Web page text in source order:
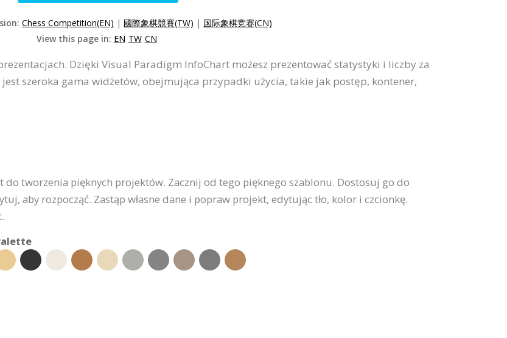
Chess Competition(EN) | 國際象棋競賽(TW) | 国际象棋竞赛(CN)
View this page in: EN TW CN
Dzięki Visual Paradigm InfoChart możesz prezentować statystyki i liczby za
szeroka gama widżetów, obejmująca przypadki użycia, takie jak postęp, kontener,
do tworzenia pięknych projektów. Zacznij od tego pięknego szablonu. Dostosuj go do
aby rozpocząć. Zastąp własne dane i popraw projekt, edytując tło, kolor i czcionkę.